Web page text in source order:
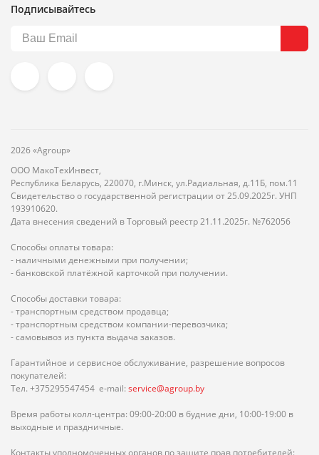
Подписывайтесь
2026 «Agroup»
ООО МакоТехИнвест,
Республика Беларусь, 220070, г.Минск, ул.Радиальная, д.11Б, пом.11
Свидетельство о государственной регистрации от 25.09.2025г. УНП
193910620.
Дата внесения сведений в Торговый реестр 21.11.2025г. №762056
Способы оплаты товара:
- наличными денежными при получении;
- банковской платёжной карточкой при получении.
Способы доставки товара:
- транспортным средством продавца;
- транспортным средством компании-перевозчика;
- самовывоз из пункта выдача заказов.
Гарантийное и сервисное обслуживание, разрешение вопросов
покупателей:
Тел. +375295547454 e-mail: service@agroup.by
Время работы колл-центра: 09:00-20:00 в будние дни, 10:00-19:00 в
выходные и праздничные.
Контакты уполномоченных органов по защите прав потребителей: